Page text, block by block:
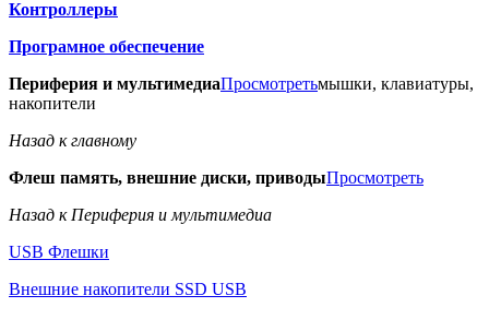
Контроллеры
Програмное обеспечение
Периферия и мультимедиаПросмотретьмышки, клавиатуры,
накопители
Назад к главному
Флеш память, внешние диски, приводыПросмотреть
Назад к Периферия и мультимедиа
USB Флешки
Внешние накопители SSD USB